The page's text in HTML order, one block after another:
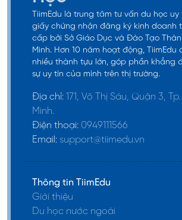
TiimEdu là trung tâm tư vấn du học
giấy chứng nhận đăng ký kinh doanh
cấp bởi Sở Giáo Dục và Đào Tạo
Minh. Hơn 10 năm hoạt động,
nhiều thành tựu lớn, góp phần khẳng
sự uy tín của mình trên thị trường.
Địa chỉ: 171, Võ Thị Sáu, Quận 3,
Minh.
Điện thoại: 0949111566
Email: support@tiimedu.vn
Thông tin TiimEdu
Giới thiệu
Du học nước ngoài